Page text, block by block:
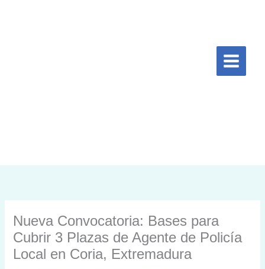
Nueva Convocatoria: Bases para
Cubrir 3 Plazas de Agente de Policía
Local en Coria, Extremadura